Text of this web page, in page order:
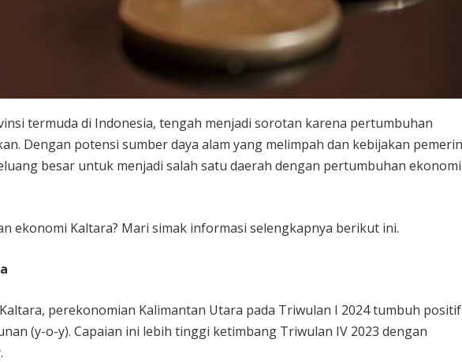
termuda di Indonesia, tengah menjadi sorotan karena pertumbuhan
Dengan potensi sumber daya alam yang melimpah dan kebijakan
besar untuk menjadi salah satu daerah dengan pertumbuhan ekonomi
ekonomi Kaltara? Mari simak informasi selengkapnya berikut ini.
perekonomian Kalimantan Utara pada Triwulan I 2024 tumbuh positif
(y-o-y). Capaian ini lebih tinggi ketimbang Triwulan IV 2023 dengan